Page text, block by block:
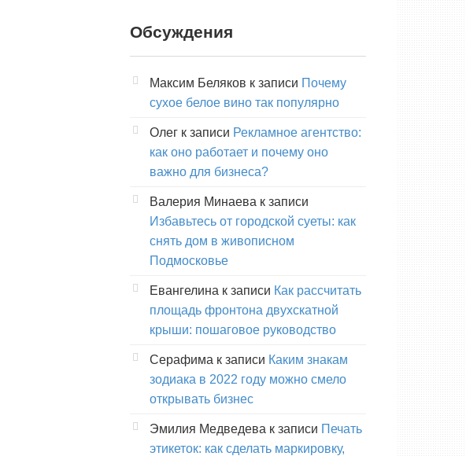
Обсуждения
Максим Беляков к записи Почему
сухое белое вино так популярно
Олег к записи Рекламное агентство:
как оно работает и почему оно
важно для бизнеса?
Валерия Минаева к записи
Избавьтесь от городской суеты: как
снять дом в живописном
Подмосковье
Евангелина к записи Как рассчитать
площадь фронтона двухскатной
крыши: пошаговое руководство
Серафима к записи Каким знакам
зодиака в 2022 году можно смело
открывать бизнес
Эмилия Медведева к записи Печать
этикеток: как сделать маркировку,